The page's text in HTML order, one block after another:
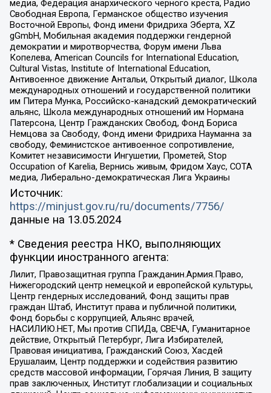
медиа, Федерация анархического черного креста, Радио
Свободная Европа, Германское общество изучения
Восточной Европы, Фонд имени Фридриха Эберта, XZ
gGmbH, Мобильная академия поддержки гендерной
демократии и миротворчества, Форум имени Льва
Копелева, American Councils for International Education,
Cultural Vistas, Institute of International Education,
Антивоенное движение Антальи, Открытый диалог, Школа
международных отношений и государственной политики
им Питера Мунка, Российско-канадский демократический
альянс, Школа международных отношений им Нормана
Патерсона, Центр Гражданских Свобод, Фонд Бориса
Немцова за Свободу, Фонд имени Фридриха Науманна за
свободу, Феминистское антивоенное сопротивление,
Комитет независимости Ингушетии, Прометей, Stop
Occupation of Karelia, Вернись живым, Фридом Хаус, СОТА
медиа, Либерально-демократическая Лига Украины
Источник:
https://minjust.gov.ru/ru/documents/7756/
данные на 13.05.2024
* Сведения реестра НКО, выполняющих
функции иностранного агента:
Лилит, Правозащитная группа Гражданин.Армия.Право,
Нижегородский центр немецкой и европейской культуры,
Центр гендерных исследований, Фонд защиты прав
граждан Штаб, Институт права и публичной политики,
Фонд борьбы с коррупцией, Альянс врачей,
НАСИЛИЮ.НЕТ, Мы против СПИДа, СВЕЧА, Гуманитарное
действие, Открытый Петербург, Лига Избирателей,
Правовая инициатива, Гражданский Союз, Хасдей
Ерушалаим, Центр поддержки и содействия развитию
средств массовой информации, Горячая Линия, В защиту
прав заключенных, Институт глобализации и социальных